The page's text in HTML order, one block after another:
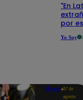
"En
por
Yo Soy
Mundo 07 de
agosto